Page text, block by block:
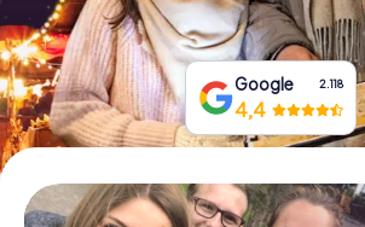
Gutscheine bestellen
Google 2.118
4,4